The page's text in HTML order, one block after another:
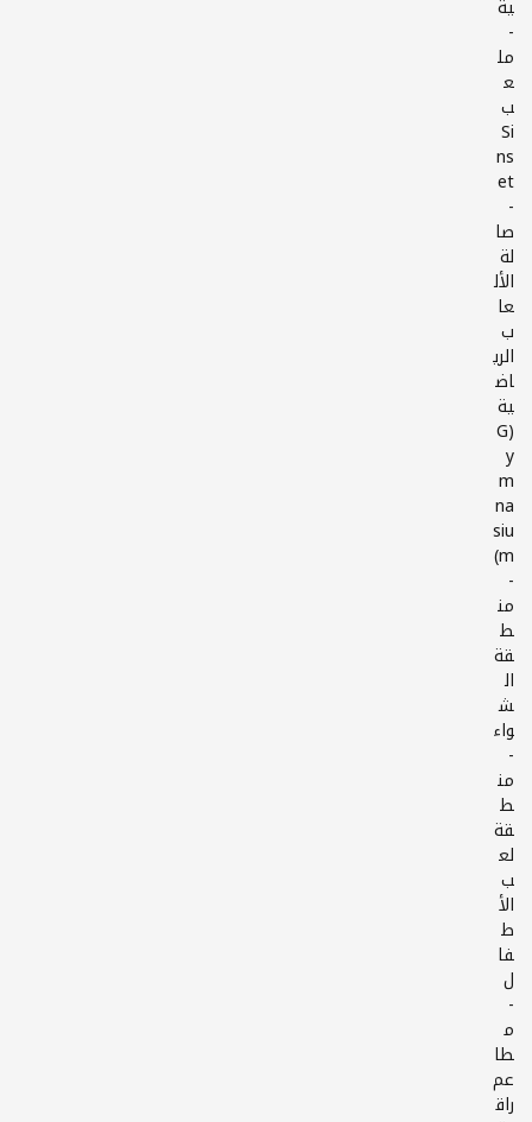
-
مل
ع
ب
Si
ns
-
صا
لة
الأل
عا
ب
الري
اض
ية
(G
y
m
na
siu
-
من
ط
قة
ال
ش
-
من
ط
قة
لع
ب
الأ
ط
فا
-
م
طا
عم
راق